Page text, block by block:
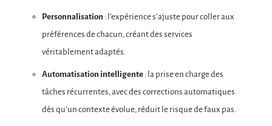
Personnalisation : l’expérience s’ajuste pour coller aux
préférences de chacun, créant des services
véritablement adaptés.
Automatisation intelligente : la prise en charge des
tâches récurrentes, avec des corrections automatiques
dès qu’un contexte évolue, réduit le risque de faux pas.